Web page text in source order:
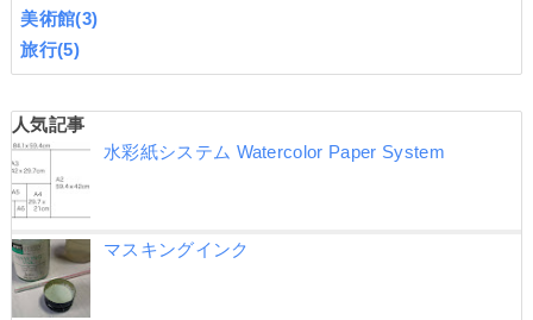
美術館(3)
旅行(5)
人気記事
水彩紙システム Watercolor Paper System
マスキングインク